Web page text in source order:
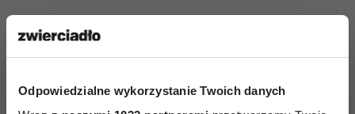
Odpowiedzialne wykorzystanie Twoich danych